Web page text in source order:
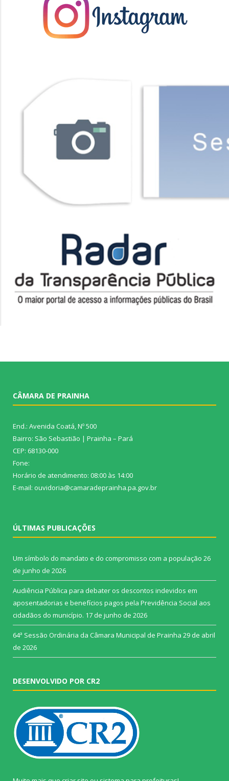
CÂMARA DE PRAINHA
End.: Avenida Coatá, Nº 500
Bairro: São Sebastião | Prainha – Pará
CEP: 68130-000
Fone:
Horário de atendimento: 08:00 às 14:00
E-mail: ouvidoria@camaradeprainha.pa.gov.br
ÚLTIMAS PUBLICAÇÕES
Um símbolo do mandato e do compromisso com a população 26
de junho de 2026
Audiência Pública para debater os descontos indevidos em
aposentadorias e benefícios pagos pela Previdência Social aos
cidadãos do município. 17 de junho de 2026
64ª Sessão Ordinária da Câmara Municipal de Prainha 29 de abril
de 2026
DESENVOLVIDO POR CR2